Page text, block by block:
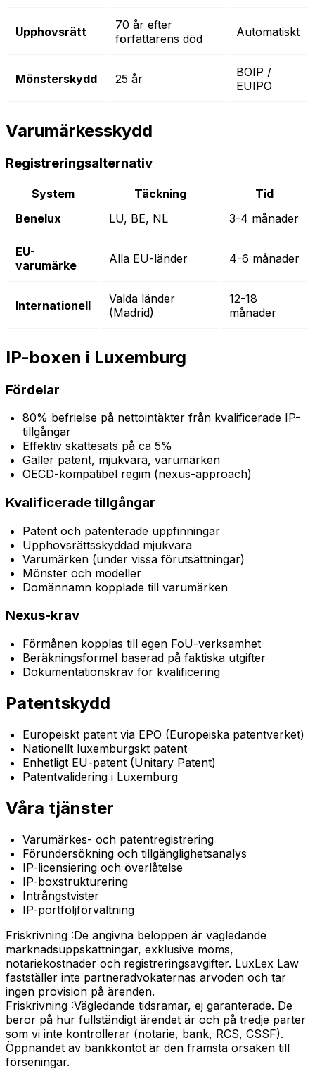
Upphovsrätt
70 år efter
författarens död
Automatiskt
Mönsterskydd 25 år
BOIP /
EUIPO
Varumärkesskydd
Registreringsalternativ
System Täckning
Tid
Benelux
LU, BE, NL 3-4 månader
EU-
varumärke
Alla EU-länder 4-6 månader
Internationell
Valda länder
(Madrid)
12-18
månader
IP-boxen i Luxemburg
Fördelar
80% befrielse på nettointäkter från kvalificerade IP-
tillgångar
Effektiv skattesats på ca 5%
Gäller patent, mjukvara, varumärken
OECD-kompatibel regim (nexus-approach)
Kvalificerade tillgångar
Patent och patenterade uppfinningar
Upphovsrättsskyddad mjukvara
Varumärken (under vissa förutsättningar)
Mönster och modeller
Domännamn kopplade till varumärken
Nexus-krav
Förmånen kopplas till egen FoU-verksamhet
Beräkningsformel baserad på faktiska utgifter
Dokumentationskrav för kvalificering
Patentskydd
Europeiskt patent via EPO (Europeiska patentverket)
Nationellt luxemburgskt patent
Enhetligt EU-patent (Unitary Patent)
Patentvalidering i Luxemburg
Våra tjänster
Varumärkes- och patentregistrering
Förundersökning och tillgänglighetsanalys
IP-licensiering och överlåtelse
IP-boxstrukturering
Intrångstvister
IP-portföljförvaltning
Friskrivning :De angivna beloppen är vägledande
marknadsuppskattningar, exklusive moms,
notariekostnader och registreringsavgifter. LuxLex Law
fastställer inte partneradvokaternas arvoden och tar
ingen provision på ärenden.
Friskrivning :Vägledande tidsramar, ej garanterade. De
beror på hur fullständigt ärendet är och på tredje parter
som vi inte kontrollerar (notarie, bank, RCS, CSSF).
Öppnandet av bankkontot är den främsta orsaken till
förseningar.